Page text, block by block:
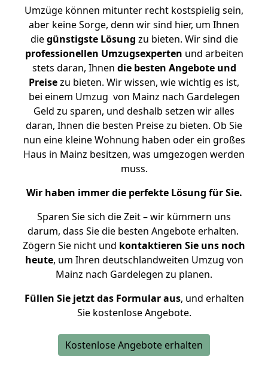
Umzüge können mitunter recht kostspielig sein,
aber keine Sorge, denn wir sind hier, um Ihnen
diegünstigste Lösung zu bieten. Wir sind die
professionellen Umzugsexperten und arbeiten
stets daran, Ihnen die besten Angebote und
Preisezu bieten. Wir wissen, wie wichtig es ist,
bei einem Umzug von Mainz nach Gardelegen
Geld zu sparen, und deshalb setzen wir alles
daran, Ihnen die besten Preise zu bieten. Ob Sie
nun eine kleine Wohnung haben oder ein großes
Haus in Mainz besitzen, was umgezogen werden
muss.
Wir haben immer die perfekte Lösung für Sie.
Sparen Sie sich die Zeit – wir kümmern uns
darum, dass Sie die besten Angebote erhalten.
Zögern Sie nicht und kontaktieren Sie uns noch
heute, um Ihren deutschlandweiten Umzug von
Mainz nach Gardelegen zu planen.
Füllen Sie jetzt das Formular aus, und erhalten
Sie kostenlose Angebote.
Kostenlose Angebote erhalten